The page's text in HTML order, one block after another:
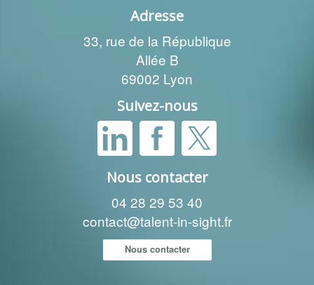
Adresse
33, rue de la République
Allée B
69002 Lyon
Suivez-nous
Nous contacter
04 28 29 53 40
contact@talent-in-sight.fr
Nous contacter